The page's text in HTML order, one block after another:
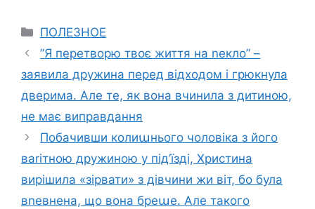
Categories
ПОЛЕЗНОЕ
”Я перетворю твоє життя на nекло” –
заявила дружина перед відходом і грюкнула
дверима. Але те, як вона вчинила з дитиною,
не має виправдання
Побачивши колиաнього чоловіка з його
ваrітною дружиною у під’їзді, Христина
вирішила «зірвати» з дівчини жи віт, бо була
вnевнена, що вона бреաе. Але такого